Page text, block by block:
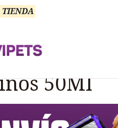
TIENDA Inyectable
50Ml